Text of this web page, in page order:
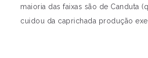
maioria das faixas são de Canduta
cuidou da caprichada produção